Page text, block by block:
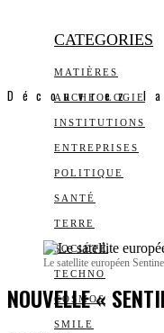
CATEGORIES
MATIÈRES
ARCHEOLOGIE
INSTITUTIONS
ENTREPRISES
POLITIQUE
SANTÉ
TERRE
SOCIÉTÉ
TECHNO
COSMOS
SMILE
Découvrez
Le satellite européen
NOUVELLE «